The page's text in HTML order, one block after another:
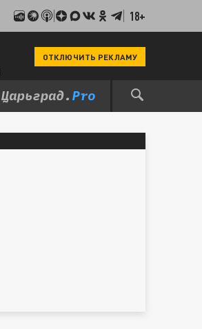
18+
ОТКЛЮЧИТЬ РЕКЛАМУ